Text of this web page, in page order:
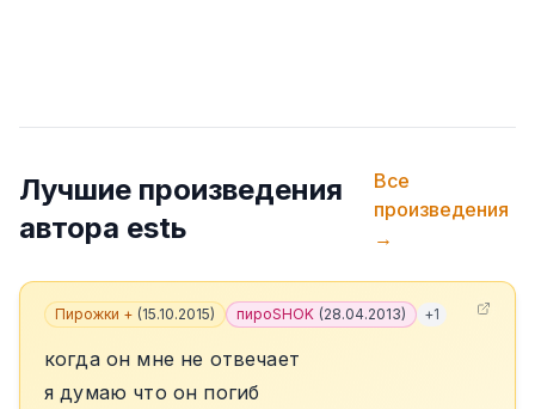
Лучшие произведения
автора estь
Все
произведения
→
Пирожки + (15.10.2015) пироSHOK (28.04.2013) +1
когда он мне не отвечает
я думаю что он погиб